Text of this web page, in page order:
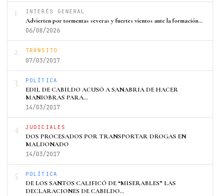
1 INTERÉS GENERAL
Advierten por tormentas severas y fuertes vientos ante la formación…
06/08/2026
2 TRÁNSITO
07/03/2017
3 POLÍTICA
EDIL DE CABILDO ACUSÓ A SANABRIA DE HACER
MANIOBRAS PARA…
14/03/2017
4 JUDICIALES
DOS PROCESADOS POR TRANSPORTAR DROGAS EN
MALDONADO
14/03/2017
5 POLÍTICA
DE LOS SANTOS CALIFICÓ DE “MISERABLES” LAS
DECLARACIONES DE CABILDO…